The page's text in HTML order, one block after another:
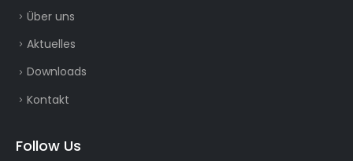
Über uns
Aktuelles
Downloads
Kontakt
Follow Us